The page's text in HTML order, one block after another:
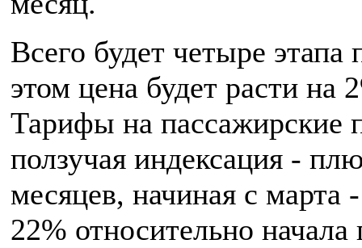
Всего будет четыре
этом цена будет расти на
Тарифы на пассажирские
ползучая индексация -
месяцев, начиная с марта
22% относительно начала